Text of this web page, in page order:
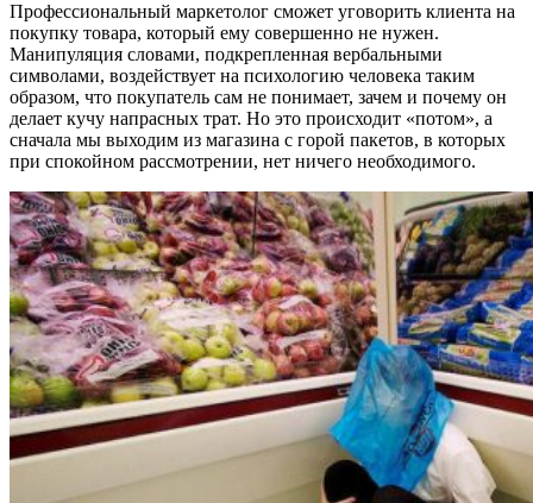
Профессиональный маркетолог сможет уговорить клиента на
покупку товара, который ему совершенно не нужен.
Манипуляция словами, подкрепленная вербальными
символами, воздействует на психологию человека таким
образом, что покупатель сам не понимает, зачем и почему он
делает кучу напрасных трат. Но это происходит «потом», а
сначала мы выходим из магазина с горой пакетов, в которых
при спокойном рассмотрении, нет ничего необходимого.